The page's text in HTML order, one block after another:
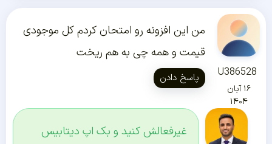
U386528
۱۶ آبان
۱۴۰۴
من این افزونه رو امتحان کردم کل موجودی
قیمت و همه چی به هم ریخت
پاسخ دادن
غیرفعالش کنید و بک اپ دیتابیس